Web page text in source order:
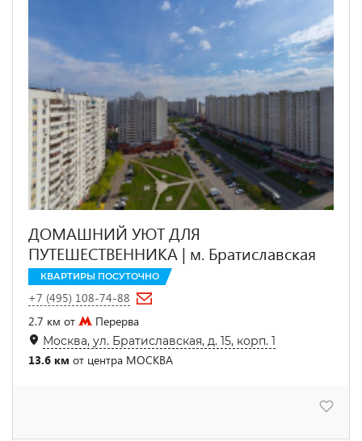
ДОМАШНИЙ УЮТ ДЛЯ
ПУТЕШЕСТВЕННИКА | м. Братиславская
КВАРТИРЫ ПОСУТОЧНО
+7 (495) 108-74-88
2.7 км от
Перерва
Москва, ул. Братиславская, д. 15, корп. 1
13.6 км от центра МОСКВА